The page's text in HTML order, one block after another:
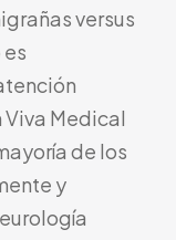
versus
es
Viva Medical
de los
y